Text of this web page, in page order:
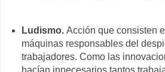
Ludismo. Acción que consisten
máquinas responsables del
trabajadores. Como las
hacían innecesarios tantos